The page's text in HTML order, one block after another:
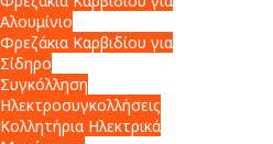
Αλουμίνιο
Φρεζάκια Καρβιδίου για
Σίδηρο
Συγκόλληση
Ηλεκτροσυγκολλήσεις
Κολλητήρια Ηλεκτρικά